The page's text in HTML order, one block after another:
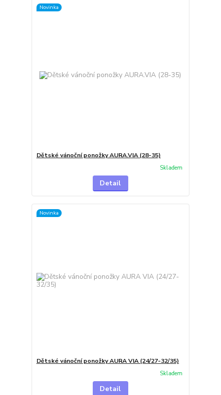
Novinka
Dětské vánoční ponožky AURA.VIA (28-35)
Skladem
Detail
Novinka
Dětské vánoční ponožky AURA VIA (24/27-32/35)
Skladem
Detail